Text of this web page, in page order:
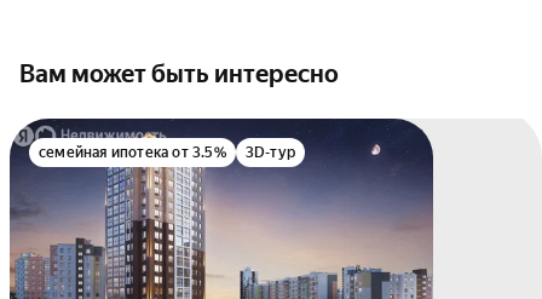
Вам может быть интересно
семейная ипотека от 3.5% 3D-тур